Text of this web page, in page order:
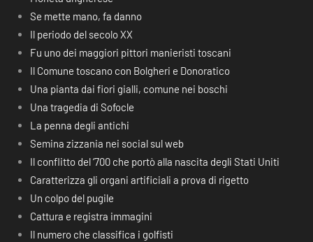
Se mette mano, fa danno
Il periodo del secolo XX
Fu uno dei maggiori pittori manieristi toscani
Il Comune toscano con Bolgheri e Donoratico
Una pianta dai fiori gialli, comune nei boschi
Una tragedia di Sofocle
La penna degli antichi
Semina zizzania nei social sul web
Il conflitto del ‘700 che portò alla nascita degli Stati Uniti
Caratterizza gli organi artificiali a prova di rigetto
Un colpo del pugile
Cattura e registra immagini
Il numero che classifica i golfisti